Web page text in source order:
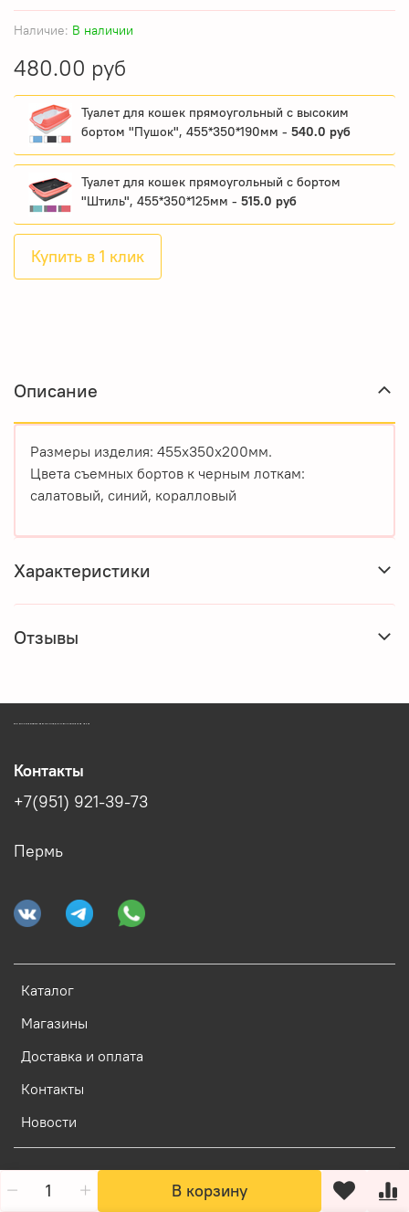
Наличие: В наличии
480.00 руб
Туалет для кошек прямоугольный с высоким
бортом "Пушок", 455*350*190мм - 540.0 руб
Туалет для кошек прямоугольный с бортом
"Штиль", 455*350*125мм - 515.0 руб
В корзину
Купить в 1 клик
Описание
Размеры изделия: 455х350х200мм.
Цвета съемных бортов к черным лоткам:
салатовый, синий, коралловый
Характеристики
Отзывы
Каталог
Магазины
Доставка и оплата
Контакты
Новости
Контакты
+7(951) 921-39-73
Пермь